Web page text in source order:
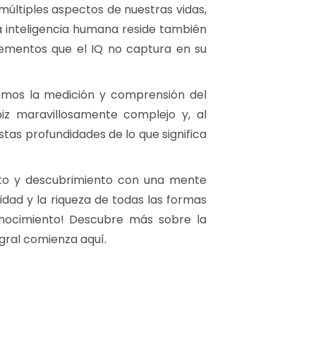
aspectos de nuestras vidas,
inteligencia humana reside también
que el IQ no captura en su
la medición y comprensión del
maravillosamente complejo y, al
profundidades de lo que significa
y descubrimiento con una mente
y la riqueza de todas las formas
Descubre más sobre la
comienza aquí.